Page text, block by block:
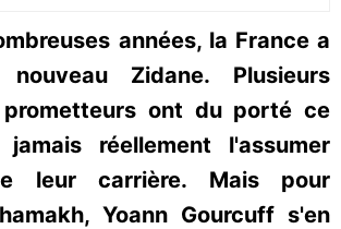
années, la France a
Zidane. Plusieurs
prometteurs ont du porté ce
réellement l'assumer
leur carrière. Mais pour
Yoann Gourcuff s'en